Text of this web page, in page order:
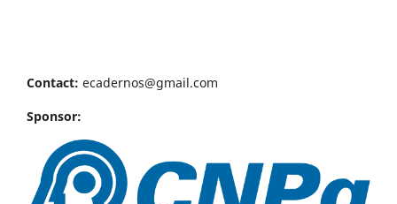
Contact: ecadernos@gmail.com
Sponsor: